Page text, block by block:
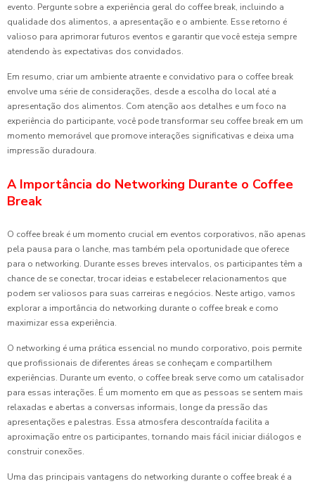
evento. Pergunte sobre a experiência geral do coffee break, incluindo a
qualidade dos alimentos, a apresentação e o ambiente. Esse retorno é
valioso para aprimorar futuros eventos e garantir que você esteja sempre
atendendo às expectativas dos convidados.
Em resumo, criar um ambiente atraente e convidativo para o coffee break
envolve uma série de considerações, desde a escolha do local até a
apresentação dos alimentos. Com atenção aos detalhes e um foco na
experiência do participante, você pode transformar seu coffee break em um
momento memorável que promove interações significativas e deixa uma
impressão duradoura.
A Importância do Networking Durante o Coffee
Break
O coffee break é um momento crucial em eventos corporativos, não apenas
pela pausa para o lanche, mas também pela oportunidade que oferece
para o networking. Durante esses breves intervalos, os participantes têm a
chance de se conectar, trocar ideias e estabelecer relacionamentos que
podem ser valiosos para suas carreiras e negócios. Neste artigo, vamos
explorar a importância do networking durante o coffee break e como
maximizar essa experiência.
O networking é uma prática essencial no mundo corporativo, pois permite
que profissionais de diferentes áreas se conheçam e compartilhem
experiências. Durante um evento, o coffee break serve como um catalisador
para essas interações. É um momento em que as pessoas se sentem mais
relaxadas e abertas a conversas informais, longe da pressão das
apresentações e palestras. Essa atmosfera descontraída facilita a
aproximação entre os participantes, tornando mais fácil iniciar diálogos e
construir conexões.
Uma das principais vantagens do networking durante o coffee break é a